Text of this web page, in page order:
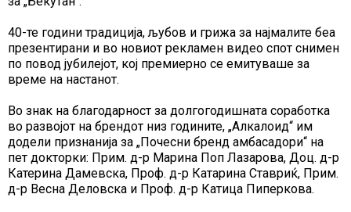
40-те години традиција, љубов и грижа за најмалите беа
презентирани и во новиот рекламен видео спот снимен
по повод јубилејот, кој премиерно се емитуваше за
време на настанот.
Во знак на благодарност за долгогодишната соработка
во развојот на брендот низ годините, „Алкалоид“ им
додели признанија за „Почесни бренд амбасадори“ на
пет докторки: Прим. д-р Марина Поп Лазарова, Доц. д-р
Катерина Дамевска, Проф. д-р Катарина Ставриќ, Прим.
д-р Весна Деловска и Проф. д-р Катица Пиперкова.